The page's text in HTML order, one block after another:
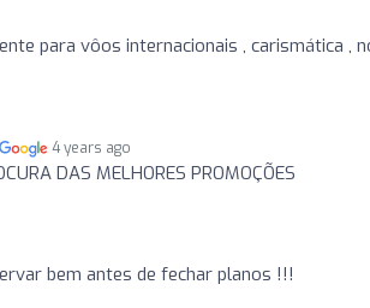
para vôos internacionais , carismática ,
4 years ago
DAS MELHORES PROMOÇÕES
bem antes de fechar planos !!!